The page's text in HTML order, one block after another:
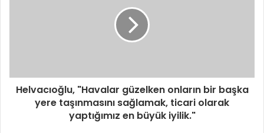
Helvacıoğlu, "Havalar güzelken onların bir başka
yere taşınmasını sağlamak, ticari olarak
yaptığımız en büyük iyilik."